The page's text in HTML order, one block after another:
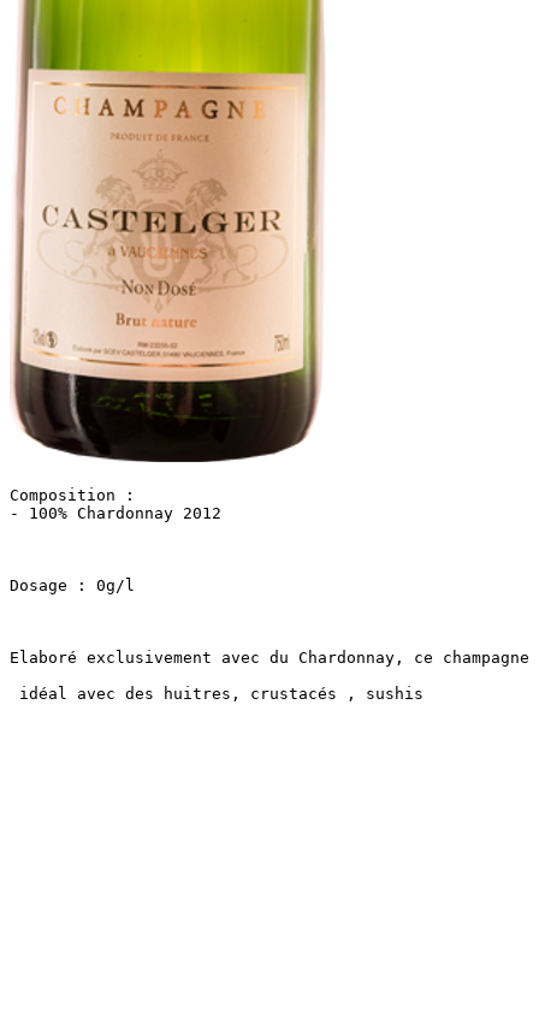
Composition :
- 100% Chardonnay 2012
Dosage : 0g/l
Elaboré exclusivement avec du Chardonnay, ce
idéal avec des huitres, crustacés , sushis